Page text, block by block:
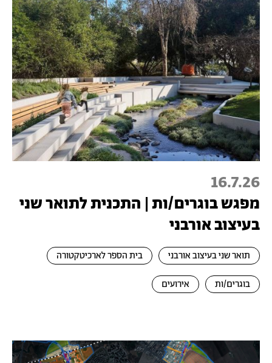
16.7.26
מפגש בוגרים/ות | התכנית לתואר שני
בעיצוב אורבני
תואר שני בעיצוב אורבני בית הספר לארכיטקטורה
בוגרים/ות אירועים